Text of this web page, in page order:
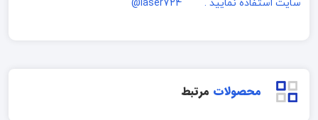
سایت استفاده نمایید . laser724@
محصولات مرتبط